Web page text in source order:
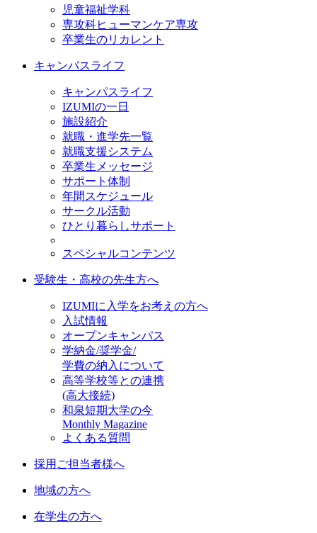
児童福祉学科
専攻科ヒューマンケア専攻
卒業生のリカレント
キャンパスライフ
キャンパスライフ
IZUMIの一日
施設紹介
就職・進学先一覧
就職支援システム
卒業生メッセージ
サポート体制
年間スケジュール
サークル活動
ひとり暮らしサポート
スペシャルコンテンツ
受験生・高校の先生方へ
IZUMIに入学をお考えの方へ
入試情報
オープンキャンパス
学納金/奨学金/
学費の納入について
高等学校等との連携
(高大接続)
和泉短期大学の今
Monthly Magazine
よくある質問
採用ご担当者様へ
地域の方へ
在学生の方へ